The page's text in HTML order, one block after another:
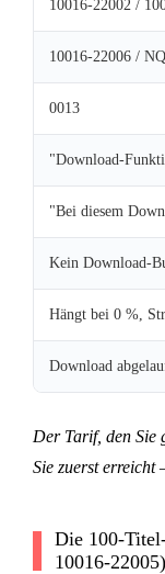
10016-22002 /
10016-22006 /
0013
"Download-
"Bei diesem
Kein Download-
Hängt bei 0 %,
Download
Der Tarif, den Sie
Sie zuerst erreicht
Die 100-
10016-